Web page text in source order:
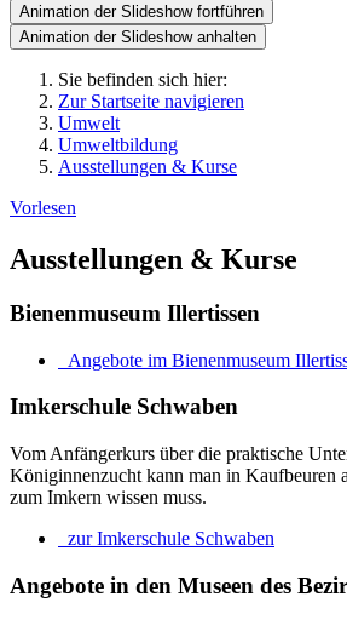
Animation der Slideshow fortführen
Animation der Slideshow anhalten
Sie befinden sich hier:
Zur Startseite navigieren
Umwelt
Umweltbildung
Ausstellungen & Kurse
Vorlesen
Ausstellungen & Kurse
Bienenmuseum Illertissen
Angebote im Bienenmuseum
Imkerschule Schwaben
Vom Anfängerkurs über die praktische
Königinnenzucht kann man in Kaufbeuren
zum Imkern wissen muss.
zur Imkerschule Schwaben
Angebote in den Museen des